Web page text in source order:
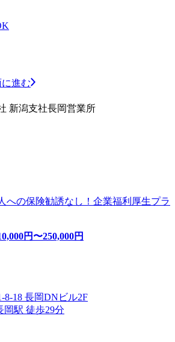
進む
新潟支社長岡営業所
への保険勧誘なし！企業福利厚生プラ
円〜250,000円
8-18 長岡DNビル2F
岡駅 徒歩29分